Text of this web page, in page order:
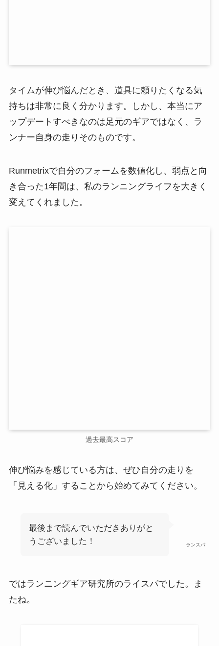
タイムが伸び悩んだとき、道具に頼りたくなる気
持ちは非常に良く分かります。しかし、本当にア
ップデートすべきなのは足元のギアではなく、ラ
ンナー自身の走りそのものです。
Runmetrixで自分のフォームを数値化し、弱点と向
き合った1年間は、私のランニングライフを大きく
変えてくれました。
過去最高スコア
伸び悩みを感じている方は、ぜひ自分の走りを
「見える化」することから始めてみてください。
ランスパ
最後まで読んでいただきありがと
うございました！
ではランニングギア研究所のライスパでした。ま
たね。